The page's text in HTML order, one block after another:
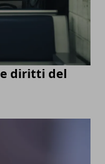
diritti del